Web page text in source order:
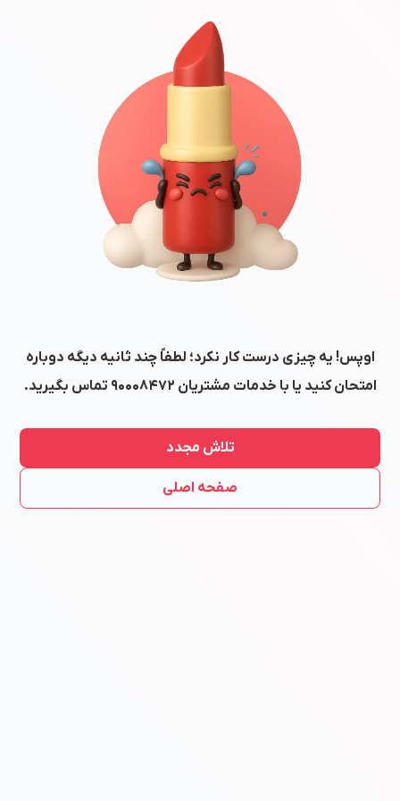
اوپس! یه چیزی درست کار نکرد؛ لطفاً چند ثانیه دیگه دوباره
امتحان کنید یا با خدمات مشتریان ۹۰۰۰۸۴۷۲ تماس بگیرید.
تلاش مجدد
صفحه اصلی